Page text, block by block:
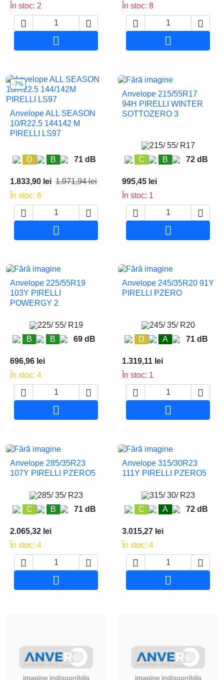
În stoc: 2
 

În stoc: 8
 

-7%
Anvelope ALL SEASON
10/R22.5 144142 M
PIRELLI LS97
D B 71 dB
1.833,90 lei 1.971,94 lei
În stoc: 6
 

Anvelope 215/55R17
94H PIRELLI WINTER
SOTTOZERO 3
215/ 55/ R17
C
B 72 dB
995,45 lei
În stoc: 1
 

Anvelope 225/55R19
103Y PIRELLI
POWERGY 2
225/ 55/ R19
B
B 69 dB
696,96 lei
În stoc: 4
 

Anvelope 245/35R20 91Y
PIRELLI PZERO
245/ 35/ R20
D
A 71 dB
1.319,11 lei
În stoc: 1
 

Anvelope 285/35R23
107Y PIRELLI PZERO5
285/ 35/ R23
C
B 71 dB
2.065,32 lei
În stoc: 4
 

Anvelope 315/30R23
111Y PIRELLI PZERO5
315/ 30/ R23
C
A 72 dB
3.015,27 lei
În stoc: 4
 
